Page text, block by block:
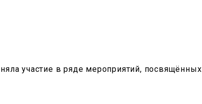
участие в ряде мероприятий, посвящённых